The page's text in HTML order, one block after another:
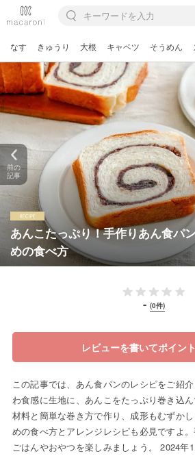
なす きゅうり 大根 キャベツ そうめん
あんこたっぷり！手作りあん食パ
めの食べ方
前の
記事
- (0件)
レビューを書いてポイン
この記事では、あん食パンのレシピをご紹
わ食感に生地に、あんこをたっぷり巻き込
材料と簡単な巻き方で作り、成形もむずか
めの食べ方とアレンジレシピも必見ですよ
ごはんやおやつを楽しみましょう。 2024年